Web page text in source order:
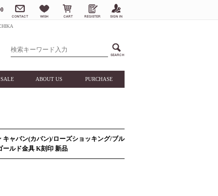
SALE ABOUT US PURCHASE
ャバン(カバン)/ローズショッキング/ブル
ールド金具 K刻印 新品